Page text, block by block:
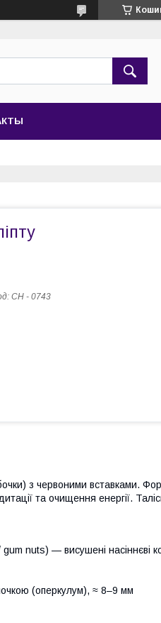
CH - 0743
з червоними вставками.
та очищення енергії.
nuts) — висушені насіннєві
(оперкулум), ≈ 8–9 мм